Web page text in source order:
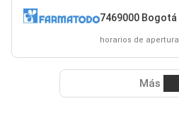
7469000 Bogotá
horarios de apertura
Más